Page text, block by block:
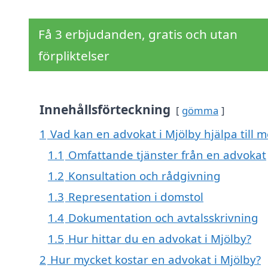
Få 3 erbjudanden, gratis och utan
förpliktelser
Innehållsförteckning gömma
1 Vad kan en advokat i Mjölby hjälpa till
1.1 Omfattande tjänster från en advokat
1.2 Konsultation och rådgivning
1.3 Representation i domstol
1.4 Dokumentation och avtalsskrivning
1.5 Hur hittar du en advokat i Mjölby?
2 Hur mycket kostar en advokat i Mjölby?